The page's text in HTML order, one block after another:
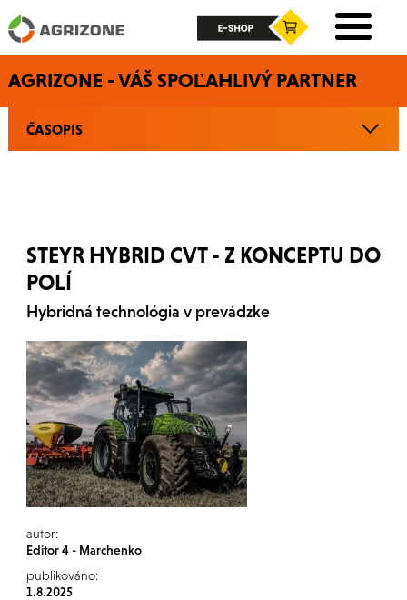
AGRIZONE - VÁŠ SPOĽAHLIVÝ PARTNER
ČASOPIS
STEYR HYBRID CVT - Z KONCEPTU DO
POLÍ
Hybridná technológia v prevádzke
autor:
Editor 4 - Marchenko
publikováno:
1.8.2025